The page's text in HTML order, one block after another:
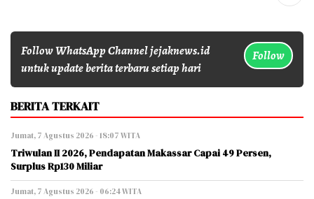
Follow WhatsApp Channel jejaknews.id
untuk update berita terbaru setiap hari
Follow
BERITA TERKAIT
Jumat, 7 Agustus 2026 - 18:07 WITA
Triwulan II 2026, Pendapatan Makassar Capai 49 Persen,
Surplus Rp130 Miliar
Jumat, 7 Agustus 2026 - 06:24 WITA